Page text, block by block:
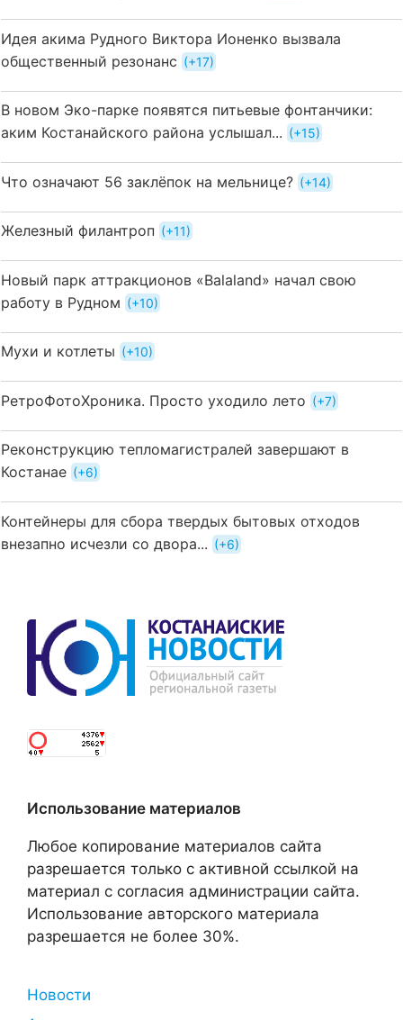
Идея акима Рудного Виктора Ионенко вызвала
общественный резонанс
+17
В новом Эко-парке появятся питьевые фонтанчики:
аким Костанайского района услышал...
+15
Что означают 56 заклёпок на мельнице? +14
Железный филантроп +11
Новый парк аттракционов «Balaland» начал свою
работу в Рудном
+10
Мухи и котлеты +10
РетроФотоХроника. Просто уходило лето +7
Реконструкцию тепломагистралей завершают в
Костанае
+6
Контейнеры для сбора твердых бытовых отходов
внезапно исчезли со двора...
+6
Использование материалов
Любое копирование материалов сайта
разрешается только с активной ссылкой на
материал с согласия администрации сайта.
Использование авторского материала
разрешается не более 30%.
Новости